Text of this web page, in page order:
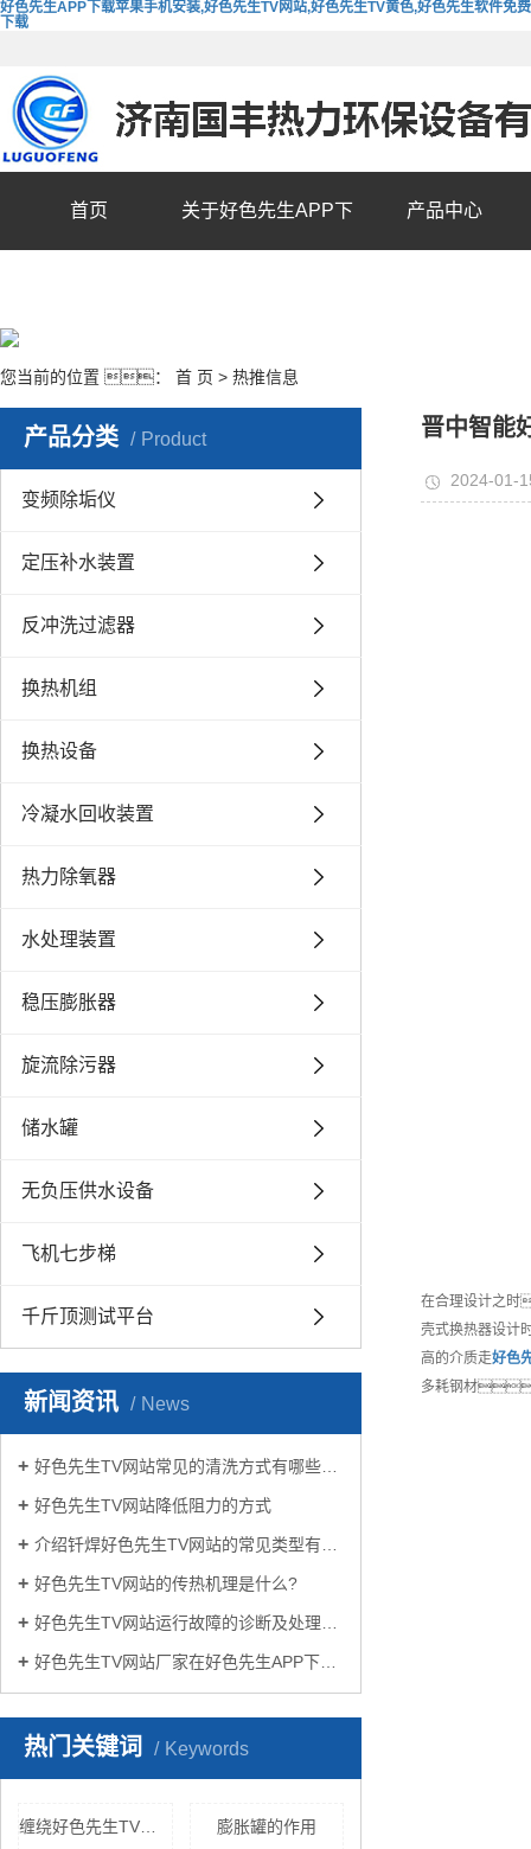
好色先生APP下载苹果手机安装,好色先生TV网站,好色先生TV黄色,好色先生软件免费
下载
首页 关于好色先生APP下 产品中心
您当前的位置 ： 首 页 > 热推信息
产品分类 Product
变频除垢仪
定压补水装置
反冲洗过滤器
换热机组
换热设备
冷凝水回收装置
热力除氧器
水处理装置
稳压膨胀器
旋流除污器
储水罐
无负压供水设备
飞机七步梯
千斤顶测试平台
新闻资讯 News
好色先生TV网站常见的清洗方式有哪些？
好色先生TV网站降低阻力的方式
介绍钎焊好色先生TV网站的常见类型有哪些
好色先生TV网站的传热机理是什么?
好色先生TV网站运行故障的诊断及处理方法
好色先生TV网站厂家在好色先生APP下载苹果手机安装生活中有哪些作用？
热门关键词 Keywords
膨胀罐的作用
晋中智能
2024-01-
在合理设计之
壳式换热器设
高的介质走好色
多耗钢材